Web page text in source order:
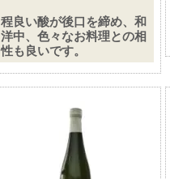
程良い酸が後口を締め、和
洋中、色々なお料理との相
性も良いです。